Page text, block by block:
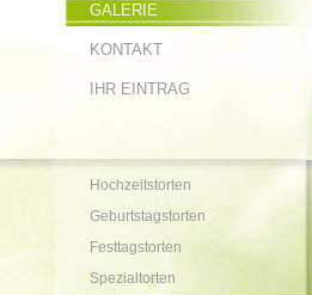
GALERIE
KONTAKT
IHR EINTRAG
Hochzeitstorten
Geburtstagstorten
Festtagstorten
Spezialtorten